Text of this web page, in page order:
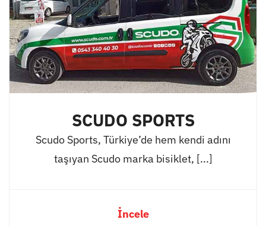
SCUDO SPORTS
Scudo Sports, Türkiye’de hem kendi adını
taşıyan Scudo marka bisiklet, [...]
İncele